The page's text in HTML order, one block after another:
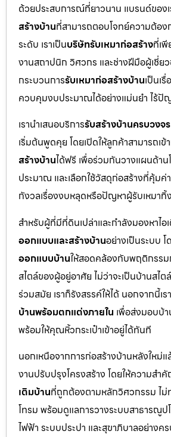
ด้วยประสบการณ์ที่ยาวนาน แบรนด์ของเ
สร้างบ้านที่สามารถตอบโจทย์ความต้อง
ระดับ เราเป็นบริษัทรับเหมาก่อสร้างที่เ
งานสถาปนิก วิศวกร และช่างฝีมือผู้เชี่ย
กระบวนการรับเหมาก่อสร้างบ้านเป็นเ
ควบคุมงบประมาณได้อย่างแม่นยำ ไร้ปั
เรานำเสนอบริการรับสร้างบ้านครบวงจร
เริ่มต้นพูดคุย โดยเปิดให้ลูกค้าสามารถเข้
สร้างบ้านได้ฟรี เพื่อร่วมกันวางแผนด้า
ประมาณ และเลือกใช้วัสดุก่อสร้างที่คุ้ม
กังวลเรื่องงบหลุดหรือปัญหาผู้รับเหมาทิ้
สำหรับผู้ที่มีที่ดินเปล่าและกำลังมองหาไอเ
ออกแบบและสร้างบ้านอย่างเป็นระบบ
ออกแบบบ้านให้สอดคล้องกับพฤติกรรม
สไตล์ของผู้อยู่อาศัย ไม่ว่าจะเป็นบ้านสไ
ร่วมสมัย เราก็รังสรรค์ให้ได้ นอกจากนี้เ
บ้านพร้อมตกแต่งภายใน เพื่อส่งมอบบ้
พร้อมให้คุณหิ้วกระเป๋าเข้าอยู่ได้ทันที
นอกเหนือจากการก่อสร้างบ้านหลังใหม่แ
งานปรับปรุงโครงสร้าง โดยให้ความสำ
เติมบ้านที่ถูกต้องตามหลักวิศวกรรม ไม่
โทรม พร้อมดูแลการวางระบบสาธารณู
ไฟฟ้า ระบบประปา และสุขาภิบาลอย่าง